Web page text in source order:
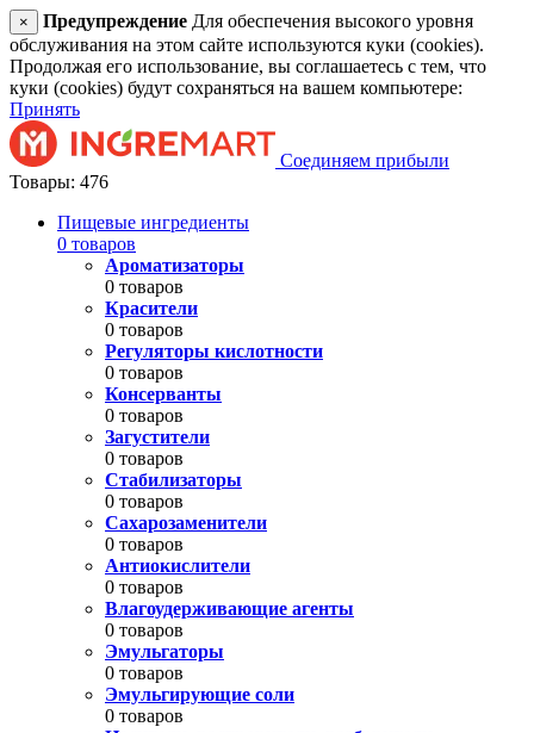
× Предупреждение Для обеспечения высокого уровня
обслуживания на этом сайте используются куки (cookies).
Продолжая его использование, вы соглашаетесь с тем, что
куки (cookies) будут сохраняться на вашем компьютере:
Принять
Соединяем прибыли
Товары: 476
Пищевые ингредиенты
0 товаров
Ароматизаторы
0 товаров
Красители
0 товаров
Регуляторы кислотности
0 товаров
Консерванты
0 товаров
Загустители
0 товаров
Стабилизаторы
0 товаров
Сахарозаменители
0 товаров
Антиокислители
0 товаров
Влагоудерживающие агенты
0 товаров
Эмульгаторы
0 товаров
Эмульгирующие соли
0 товаров